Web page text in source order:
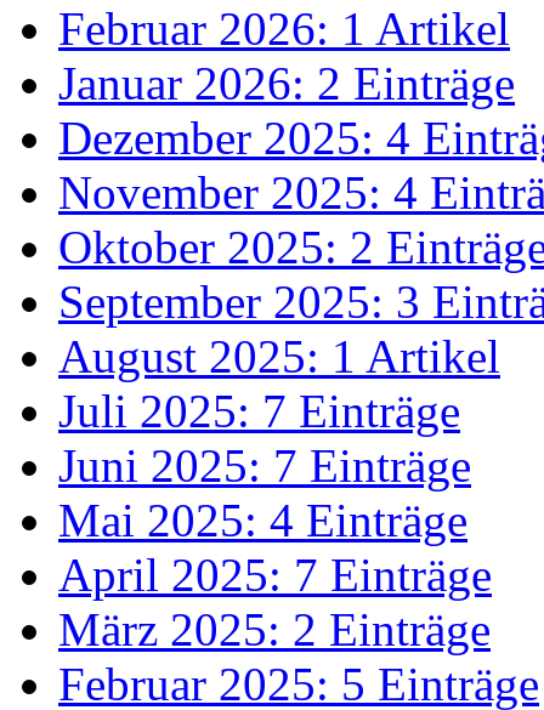
Februar 2026: 1 Artikel
Januar 2026: 2 Einträge
Dezember 2025: 4
November 2025: 4
Oktober 2025: 2
September 2025: 3
August 2025: 1 Artikel
Juli 2025: 7 Einträge
Juni 2025: 7 Einträge
Mai 2025: 4 Einträge
April 2025: 7 Einträge
März 2025: 2 Einträge
Februar 2025: 5 Einträge